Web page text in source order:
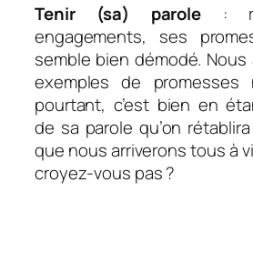
Tenir (sa) parole :
engagements, ses
semble bien démodé.
exemples de promesses
pourtant, c’est bien en
de sa parole qu’on
que nous arriverons tous à
croyez-vous pas ?